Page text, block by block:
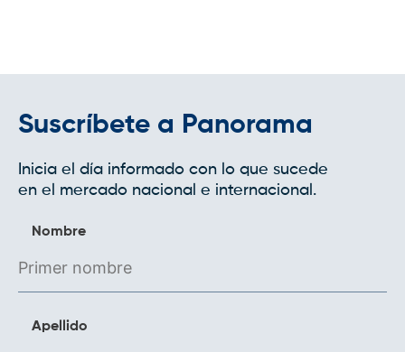
Suscríbete a Panorama
Inicia el día informado con lo que sucede
en el mercado nacional e internacional.
Nombre
Apellido